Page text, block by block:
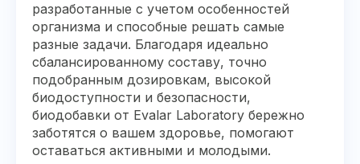
разработанные с учетом особенностей
организма и способные решать самые
разные задачи. Благодаря идеально
сбалансированному составу, точно
подобранным дозировкам, высокой
биодоступности и безопасности,
биодобавки от Evalar Laboratory бережно
заботятся о вашем здоровье, помогают
оставаться активными и молодыми.